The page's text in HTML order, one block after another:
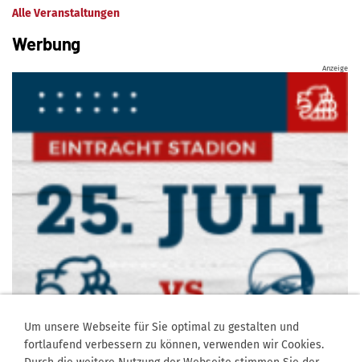
Alle Veranstaltungen
Werbung
Anzeige
Um unsere Webseite für Sie optimal zu gestalten und
fortlaufend verbessern zu können, verwenden wir Cookies.